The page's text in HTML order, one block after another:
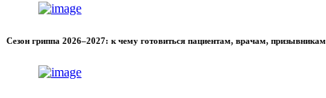
Сезон гриппа 2026–2027: к чему готовиться пациентам, врачам, призывникам